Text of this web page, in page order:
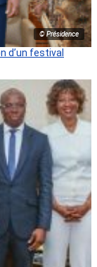
© Présidence
d’un festival